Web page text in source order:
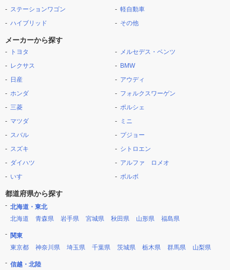
ステーションワゴン
ハイブリッド
軽自動車
その他
メーカーから探す
トヨタ
レクサス
日産
ホンダ
三菱
マツダ
スバル
スズキ
ダイハツ
いすゞ
メルセデス・ベンツ
BMW
アウディ
フォルクスワーゲン
ポルシェ
ミニ
プジョー
シトロエン
アルファ ロメオ
ボルボ
都道府県から探す
北海道・東北
北海道
青森県 岩手県 宮城県 秋田県 山形県 福島県
関東
東京都
神奈川県 埼玉県 千葉県 茨城県 栃木県 群馬県 山梨県
信越・北陸